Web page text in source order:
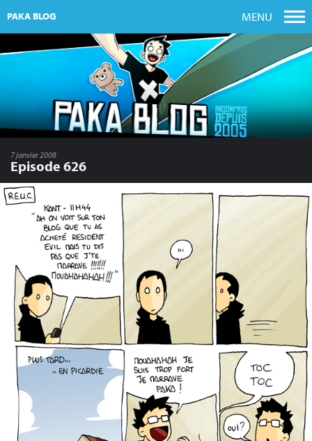
PAKA BLOG MENU
7 janvier 2008
Episode 626